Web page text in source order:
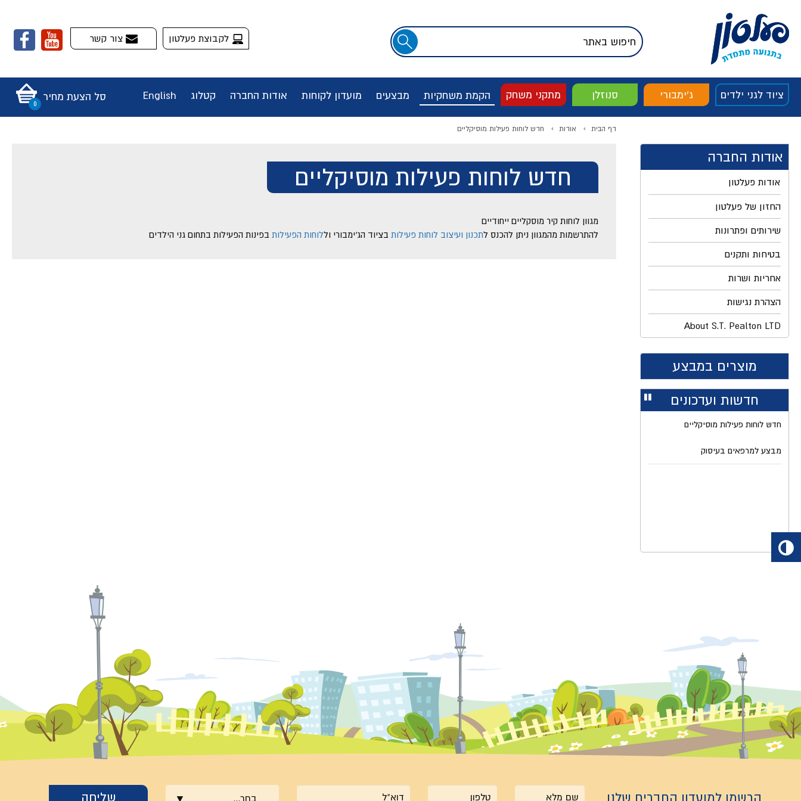
דלג לסרגל הניווט
דלג לתפריט ציוד
אודות החברה
דלג לסוף העמוד
חיפוש
לקבוצת פעלטון צור קשר
ציוד לגני ילדים ג'ימבורי סנוזלן מתקני משחק הקמת משחקיות מבצעים מועדון לקוחות אודות החברה קטלוג English סל הצעת מחיר
אודות החברה
אודות פעלטון
החזון של פעלטון
שירותים ופתרונות
בטיחות ותקנים
אחריות ושרות
הצהרת נגישות
About S.T. Pealton LTD
מוצרים במבצע
עצור
חדשות ועדכונים
חדש לוחות פעילות מוסיקליים
מבצע למרפאים בעיסוק
דף הבית אודות חדש לוחות פעילות מוסיקליים
חדש לוחות פעילות מוסיקליים
מגוון לוחות קיר מוסקליים ייחודיים
להתרשמות מהמגוון ניתן להכנס לתכנון ועיצוב לוחות פעילות בציוד הג'ימבורי וללוחות הפעילות בפינות הפעילות בתחום גני הילדים
הרשמו למועדון החברים שלנו בחר...